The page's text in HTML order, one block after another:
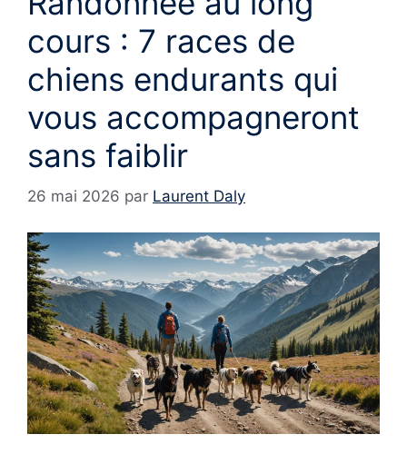
cours : 7 races de
chiens endurants qui
vous accompagneront
sans faiblir
26 mai 2026 par Laurent Daly